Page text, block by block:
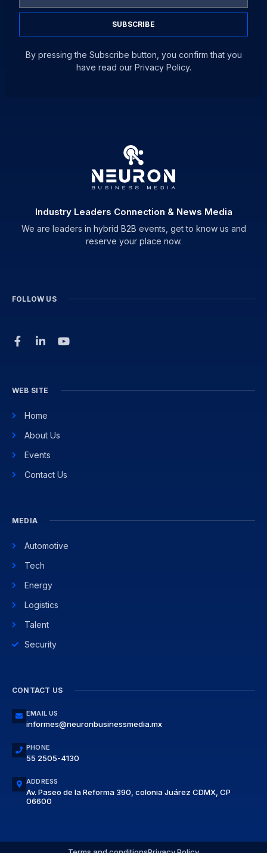
SUBSCRIBE
By pressing the Subscribe button, you confirm that you
have read our Privacy Policy.
Industry Leaders Connection & News Media
We are leaders in hybrid B2B events, get to know us and
reserve your place now.
FOLLOW US
WEB SITE
Home
About Us
Events
Contact Us
MEDIA
Automotive
Tech
Energy
Logistics
Talent
Security
CONTACT US
EMAIL US
informes@neuronbusinessmedia.mx
PHONE
55 2505-4130
ADDRESS
Av. Paseo de la Reforma 390, colonia Juárez CDMX, CP
06600